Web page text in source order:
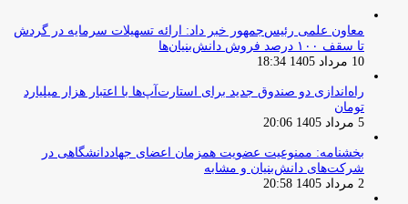
معاون علمی رئیس‌جمهور خبر داد: ارائه تسهیلات سرمایه در گردش
تا سقف ۱۰۰ درصد فروش دانش‌بنیان‌ها
10 مرداد 1405 18:34
راه‌اندازی دو صندوق جدید برای استارت‌آپ‌ها با اعتبار هزار میلیارد
تومان
5 مرداد 1405 20:06
بخشنامه: ممنوعیت عضویت همزمان اعضای جهاددانشگاهی در
شرکت‌های دانش‌بنیان و مشابه
2 مرداد 1405 20:58